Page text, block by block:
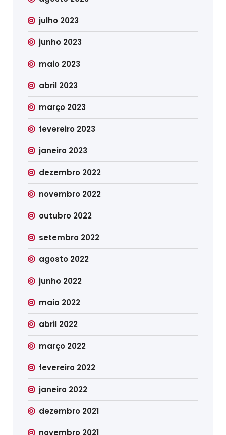
julho 2023
junho 2023
maio 2023
abril 2023
março 2023
fevereiro 2023
janeiro 2023
dezembro 2022
novembro 2022
outubro 2022
setembro 2022
agosto 2022
junho 2022
maio 2022
abril 2022
março 2022
fevereiro 2022
janeiro 2022
dezembro 2021
novembro 2021